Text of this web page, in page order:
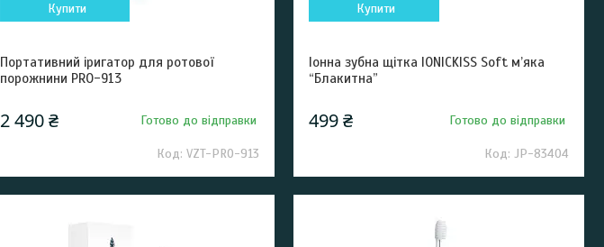
Купити
Портативний іригатор для ротової
порожнини PRO-913
2 490 ₴ Готово до відправки
VZT-PRO-913
Купити
Іонна зубна щітка IONICKISS Soft м’яка
“Блакитна”
499 ₴ Готово до відправки
JP-83404